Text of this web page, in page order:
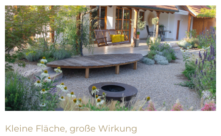
Kleine Fläche, große Wirkung